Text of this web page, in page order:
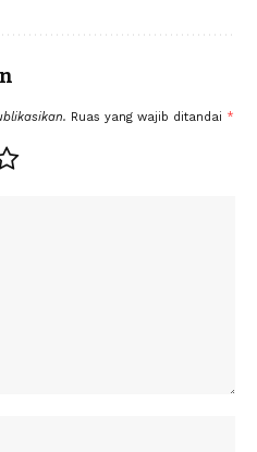
Ruas yang wajib ditandai *